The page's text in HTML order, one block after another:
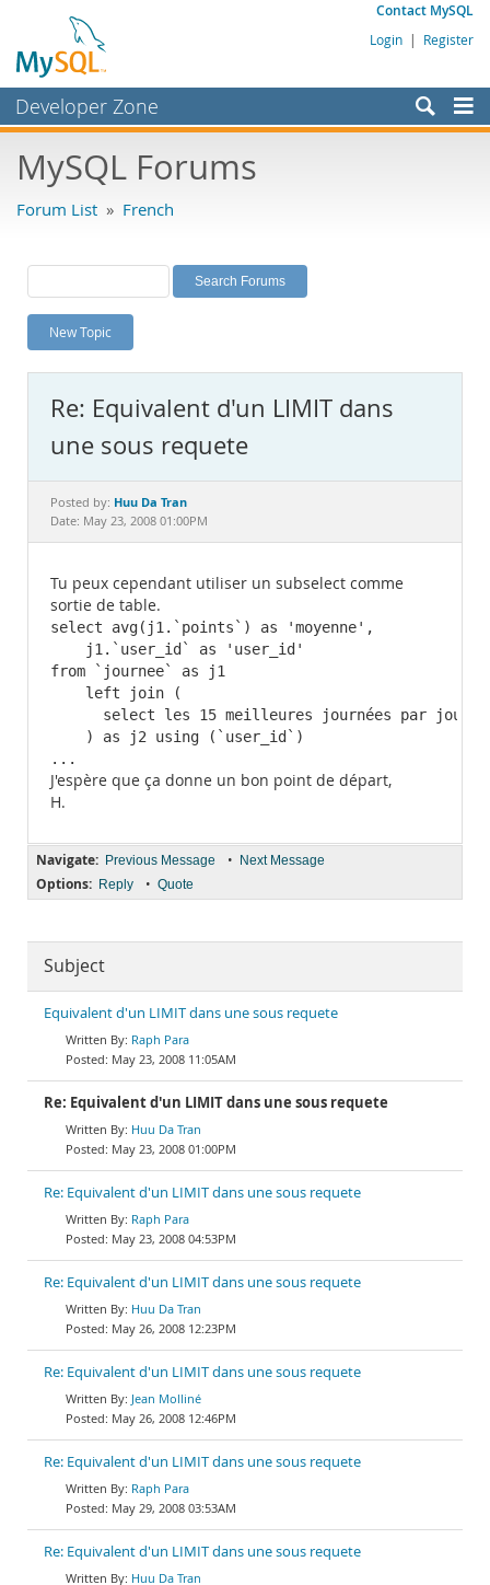
Contact MySQL
Login | Register
Developer Zone
Bugs
Labs
Planet MySQL
News and Events
MySQL.com
Downloads
Documentation
MySQL Forums
Forum List » French
New Topic
Re: Equivalent d'un LIMIT dans
une sous requete
Posted by: Huu Da Tran
Date: May 23, 2008 01:00PM
Tu peux cependant utiliser un subselect comme
sortie de table.
select avg(j1.`points`) as 'moyenne',
    j1.`user_id` as 'user_id'
from `journee` as j1
    left join (
      select les 15 meilleures journées par joueur
    ) as j2 using (`user_id`)
...
J'espère que ça donne un bon point de départ,
H.
Navigate: Previous Message • Next Message
Options: Reply • Quote
Subject
Equivalent d'un LIMIT dans une sous requete
Raph Para
May 23, 2008 11:05AM
Re: Equivalent d'un LIMIT dans une sous requete
Huu Da Tran
May 23, 2008 01:00PM
Re: Equivalent d'un LIMIT dans une sous requete
Raph Para
May 23, 2008 04:53PM
Re: Equivalent d'un LIMIT dans une sous requete
Huu Da Tran
May 26, 2008 12:23PM
Re: Equivalent d'un LIMIT dans une sous requete
Jean Molliné
May 26, 2008 12:46PM
Re: Equivalent d'un LIMIT dans une sous requete
Raph Para
May 29, 2008 03:53AM
Re: Equivalent d'un LIMIT dans une sous requete
Huu Da Tran